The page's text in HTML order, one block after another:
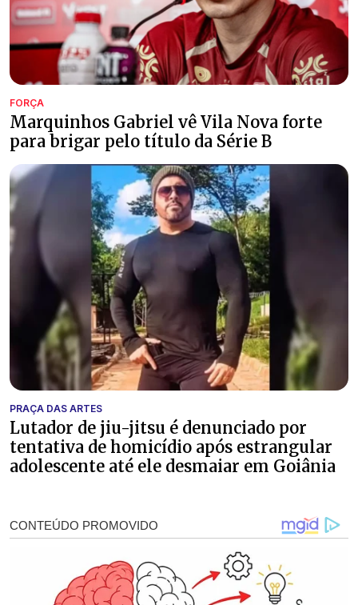
FORÇA
Marquinhos Gabriel vê Vila Nova forte
para brigar pelo título da Série B
PRAÇA DAS ARTES
Lutador de jiu-jitsu é denunciado por
tentativa de homicídio após estrangular
adolescente até ele desmaiar em Goiânia